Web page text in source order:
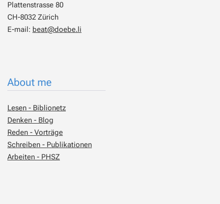
Plattenstrasse 80
CH-8032 Zürich
E-mail: beat@doebe.li
About me
Lesen - Biblionetz
Denken - Blog
Reden - Vorträge
Schreiben - Publikationen
Arbeiten - PHSZ